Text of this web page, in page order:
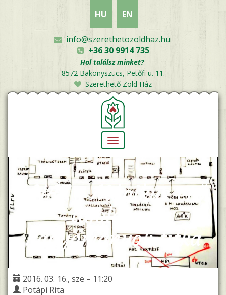
HU EN
info@szerethetozoldhaz.hu
+36 30 9914 735
Hol találsz minket?
8572 Bakonyszücs, Petőfi u. 11.
Szerethető Zöld Ház
Navigáció
átkapcsolása
A HÁZ - Mágikus erő,
tájolás, a
hagyományok titka
2016. 03. 16., sze – 11:20
Potápi Rita